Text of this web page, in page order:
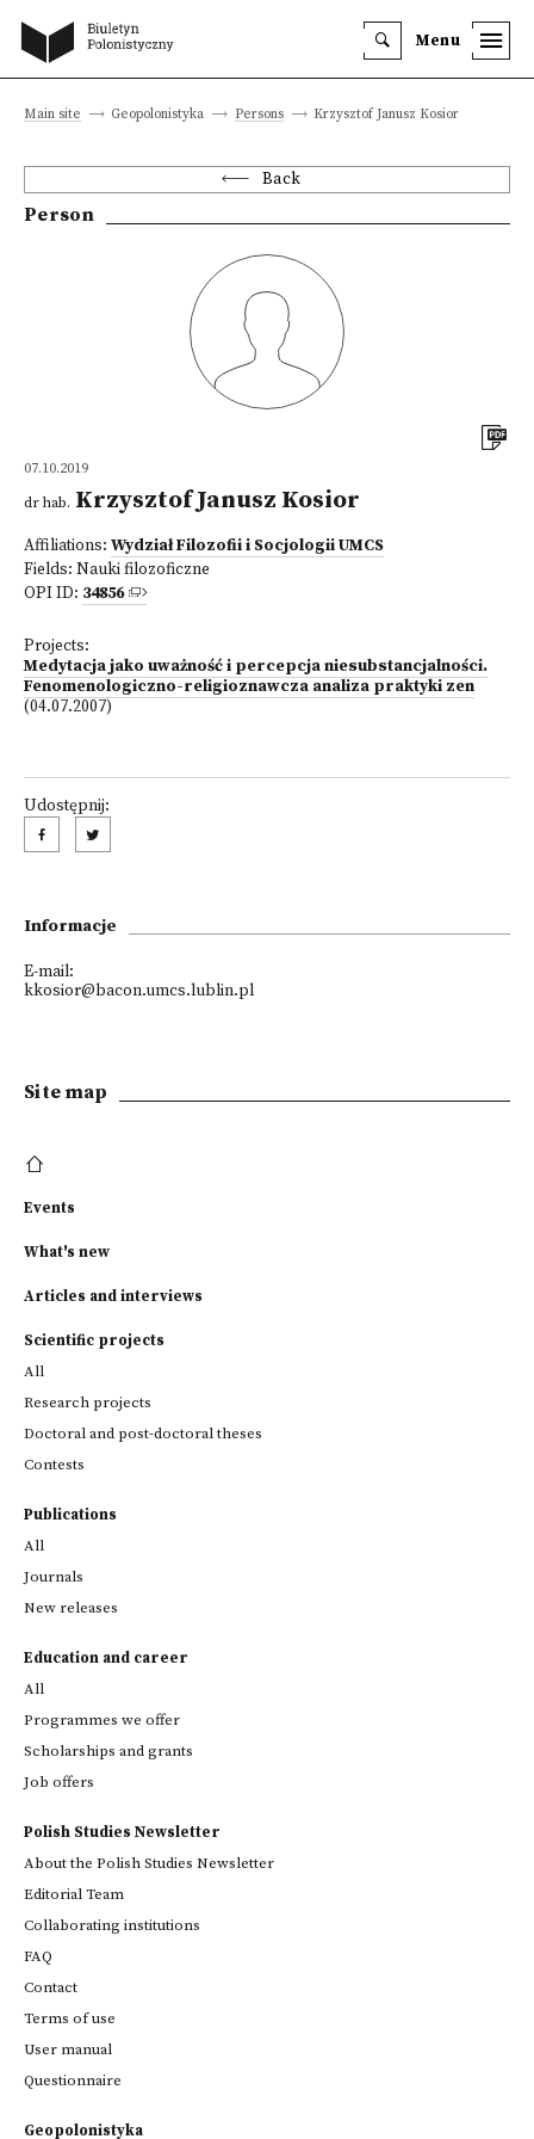
Menu
Main site Geopolonistyka Persons Krzysztof Janusz Kosior
Back
Person
07.10.2019
dr hab. Krzysztof Janusz Kosior
Affiliations: Wydział Filozofii i Socjologii UMCS
Fields: Nauki filozoficzne
OPI ID: 34856
Projects:
Medytacja jako uważność i percepcja niesubstancjalności.
Fenomenologiczno-religioznawcza analiza praktyki zen
(04.07.2007)
Udostępnij:
Informacje
E-mail:
kkosior@bacon.umcs.lublin.pl
Site map
Events
What's new
Articles and interviews
Scientific projects
All
Research projects
Doctoral and post-doctoral theses
Contests
Publications
All
Journals
New releases
Education and career
All
Programmes we offer
Scholarships and grants
Job offers
Polish Studies Newsletter
About the Polish Studies Newsletter
Editorial Team
Collaborating institutions
FAQ
Contact
Terms of use
User manual
Questionnaire
Geopolonistyka